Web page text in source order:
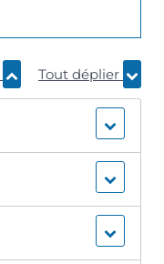
Tout déplier